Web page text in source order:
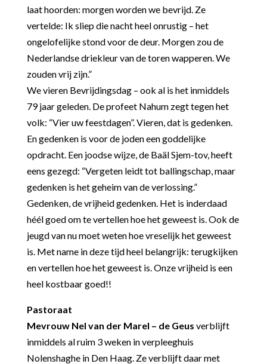
laat hoorden: morgen worden we bevrijd. Ze
vertelde: Ik sliep die nacht heel onrustig – het
ongelofelijke stond voor de deur. Morgen zou de
Nederlandse driekleur van de toren wapperen. We
zouden vrij zijn.”
We vieren Bevrijdingsdag – ook al is het inmiddels
79 jaar geleden. De profeet Nahum zegt tegen het
volk: “Vier uw feestdagen”. Vieren, dat is gedenken.
En gedenken is voor de joden een goddelijke
opdracht. Een joodse wijze, de Baäl Sjem-tov, heeft
eens gezegd: “Vergeten leidt tot ballingschap, maar
gedenken is het geheim van de verlossing.”
Gedenken, de vrijheid gedenken. Het is inderdaad
héél goed om te vertellen hoe het geweest is. Ook de
jeugd van nu moet weten hoe vreselijk het geweest
is. Met name in deze tijd heel belangrijk: terugkijken
en vertellen hoe het geweest is. Onze vrijheid is een
heel kostbaar goed!!
Pastoraat
Mevrouw Nel van der Marel – de Geus verblijft
inmiddels al ruim 3 weken in verpleeghuis
Nolenshaghe in Den Haag. Ze verblijft daar met